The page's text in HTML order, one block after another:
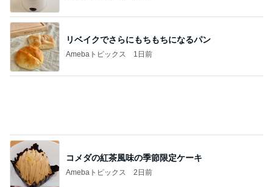
リベイクでさらにもちもちになるパン
Amebaトピックス 1日前
母へのお土産と平和を願う帰省
Amebaトピックス 1日前